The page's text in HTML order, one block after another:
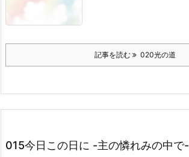
記事を読む 020光の道
015今日この日に -主の憐れみの中で-